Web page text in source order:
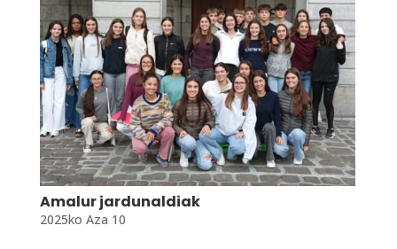
Amalur jardunaldiak
2025ko Aza 10